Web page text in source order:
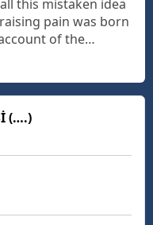
this mistaken idea
pain was born
of the
teachings of the
languages only differ in th...
HATIRALARLA TÜRK MUSİKİSİ (….)